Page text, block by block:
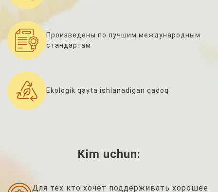
Произведены по лучшим международным
стандартам
Ekologik qayta ishlanadigan qadoq
Kim uchun:
Для тех кто хочет поддерживать хорошее